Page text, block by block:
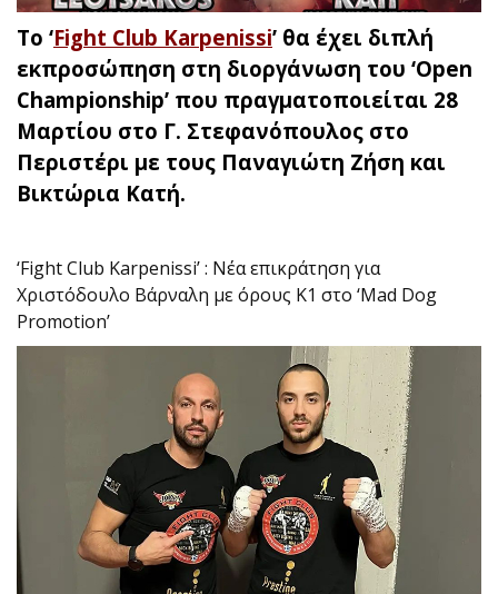
To ‘Fight Club Karpenissi’ θα έχει διπλή
εκπροσώπηση στη διοργάνωση του ‘Open
Championship’ που πραγματοποιείται 28
Μαρτίου στο Γ. Στεφανόπουλος στο
Περιστέρι με τους Παναγιώτη Ζήση και
Βικτώρια Κατή.
‘Fight Club Karpenissi’ : Νέα επικράτηση για
Χριστόδουλο Βάρναλη με όρους Κ1 στο ‘Mad Dog
Promotion’